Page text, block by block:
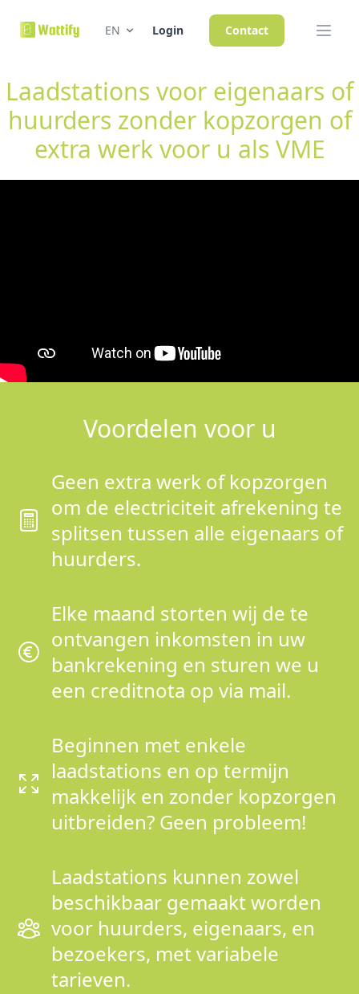
EN Login Contact
Laadstations voor eigenaars of
huurders zonder kopzorgen of
extra werk voor u als VME
Voordelen voor u
Geen extra werk of kopzorgen
om de electriciteit afrekening te
splitsen tussen alle eigenaars of
huurders.
Elke maand storten wij de te
ontvangen inkomsten in uw
bankrekening en sturen we u
een creditnota op via mail.
Beginnen met enkele
laadstations en op termijn
makkelijk en zonder kopzorgen
uitbreiden? Geen probleem!
Laadstations kunnen zowel
beschikbaar gemaakt worden
voor huurders, eigenaars, en
bezoekers, met variabele
tarieven.